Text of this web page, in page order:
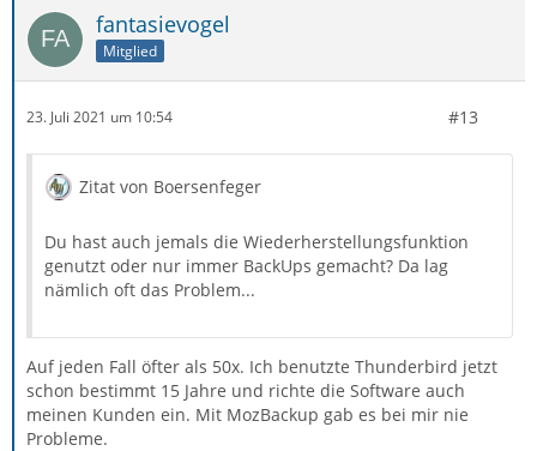
EDV-Oldiefantasievogel
Mitglied
23. Juli 2021 um 10:54 #13
Zitat von Boersenfeger
Du hast auch jemals die Wiederherstellungsfunktion
genutzt oder nur immer BackUps gemacht? Da lag
nämlich oft das Problem...
Auf jeden Fall öfter als 50x. Ich benutzte Thunderbird jetzt
schon bestimmt 15 Jahre und richte die Software auch
meinen Kunden ein. Mit MozBackup gab es bei mir nie
Probleme.